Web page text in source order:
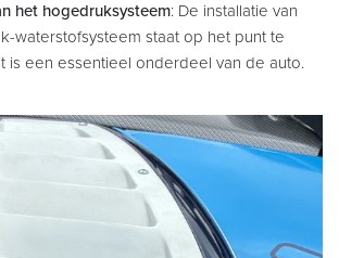
het hogedruksysteem: De installatie van
waterstofsysteem staat op het punt te
is een essentieel onderdeel van de auto.